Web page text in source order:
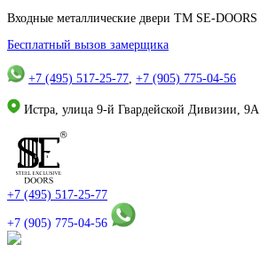
Входные металлические двери TM SE-DOORS
Бесплатный вызов замерщика
+7 (495) 517-25-77, +7 (905) 775-04-56
Истра, улица 9-й Гвардейской Дивизии, 9А
+7 (495) 517-25-77
+7 (905) 775-04-56